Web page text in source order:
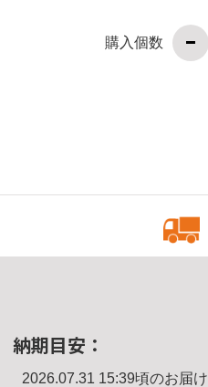
購入個数
納期目安：
2026.07.31 15:39頃のお届け